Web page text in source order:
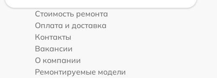
Стоимость ремонта
Оплата и доставка
Контакты
Вакансии
О компании
Ремонтируемые модели